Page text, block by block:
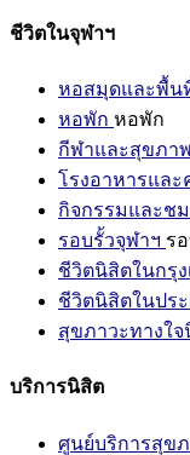
ชีวิตในจุฬาฯ
หอสมุดและพื้น
หอพัก หอพัก
กีฬาและสุขภา
โรงอาหารและ
กิจกรรมและช
รอบรั้วจุฬาฯ ร
ชีวิตนิสิตในกรุง
ชีวิตนิสิตในประ
สุขภาวะทางใ
บริการนิสิต
ศูนย์บริการสุข